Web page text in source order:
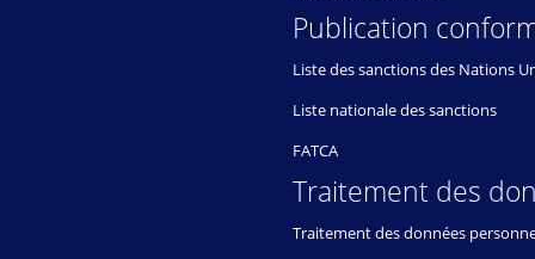
Publication
Liste des sanctions des Nations
Liste nationale des sanctions
FATCA
Traitement des
Traitement des données